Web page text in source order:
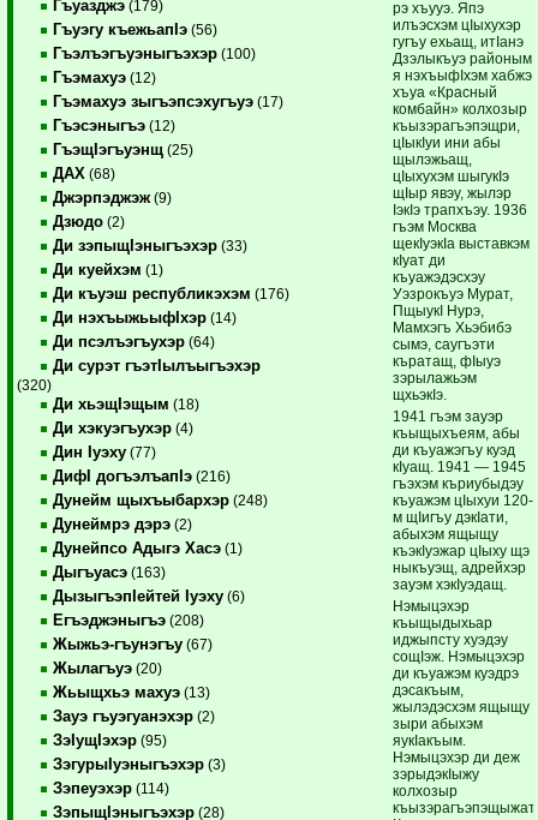
Гъуазджэ (179)
Гъуэгу къежьапIэ (56)
Гъэлъэгъуэныгъэхэр (100)
Гъэмахуэ (12)
Гъэмахуэ зыгъэпсэхугъуэ (17)
Гъэсэныгъэ (12)
ГъэщIэгъуэнщ (25)
ДАХ (68)
Джэрпэджэж (9)
Дзюдо (2)
Ди зэпыщIэныгъэхэр (33)
Ди куейхэм (1)
Ди къуэш республикэхэм (176)
Ди нэхъыжьыфIхэр (14)
Ди псэлъэгъухэр (64)
Ди сурэт гъэтIылъыгъэхэр
(320)
Ди хьэщIэщым (18)
Ди хэкуэгъухэр (4)
Дин Iуэху (77)
ДифI догъэлъапIэ (216)
Дунейм щыхъыбархэр (248)
Дунеймрэ дэрэ (2)
Дунейпсо Адыгэ Хасэ (1)
Дыгъуасэ (163)
ДызыгъэпIейтей Iуэху (6)
Егъэджэныгъэ (208)
Жыжьэ-гъунэгъу (67)
Жылагъуэ (20)
Жьыщхьэ махуэ (13)
Зауэ гъуэгуанэхэр (2)
ЗэIущIэхэр (95)
ЗэгурыIуэныгъэхэр (3)
Зэпеуэхэр (114)
ЗэпыщIэныгъэхэр (28)
рэ хъууэ. Япэ
илъэсхэм цIыхухэр
гугъу ехьащ, итIанэ
Дзэлыкъуэ районым
я нэхъыфIхэм хабжэ
хъуа «Красный
комбайн» колхозыр
къызэрагъэпэщри,
цIыкIуи ини абы
щылэжьащ,
цIыхухэм шыгукIэ
щIыр явэу, жылэр
IэкIэ трапхъэу. 1936
гъэм Москва
щекIуэкIа выставкэм
кIуат ди
къуажэдэсхэу
Уэзрокъуэ Мурат,
ПщыукI Нурэ,
Мамхэгъ Хьэбибэ
сымэ, саугъэти
къратащ, фIыуэ
зэрылажьэм
щхьэкIэ.
1941 гъэм зауэр
къыщыхъеям, абы
ди къуажэгъу куэд
кIуащ. 1941 — 1945
гъэхэм къриубыдэу
къуажэм цIыхуи 120-
м щIигъу дэкIати,
абыхэм ящыщу
къэкIуэжар цIыху щэ
ныкъуэщ, адрейхэр
зауэм хэкIуэдащ.
Нэмыцэхэр
къыщыдыхьар
иджыпсту хуэдэу
сощIэж. Нэмыцэхэр
ди къуажэм куэдрэ
дэсакъым,
жылэдэсхэм ящыщу
зыри абыхэм
яукIакъым.
Нэмыцэхэр ди деж
зэрыдэкIыжу
колхозыр
къызэрагъэпэщыжат.